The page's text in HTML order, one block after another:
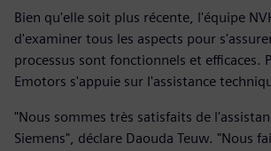
Bien qu'elle soit plus récente, l'équipe
d'examiner tous les aspects pour
processus sont fonctionnels et efficaces.
Emotors s'appuie sur l'assistance
"Nous sommes très satisfaits de
Siemens", déclare Daouda Teuw. "Nous